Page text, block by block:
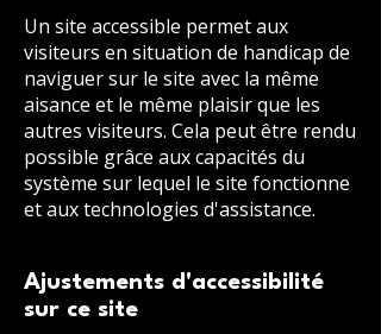
Un site accessible permet aux
visiteurs en situation de handicap de
naviguer sur le site avec la même
aisance et le même plaisir que les
autres visiteurs. Cela peut être rendu
possible grâce aux capacités du
système sur lequel le site fonctionne
et aux technologies d'assistance.
Ajustements d'accessibilité
sur ce site